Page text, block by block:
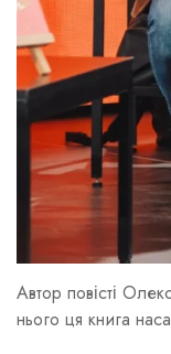
Автор повісті
нього ця книга